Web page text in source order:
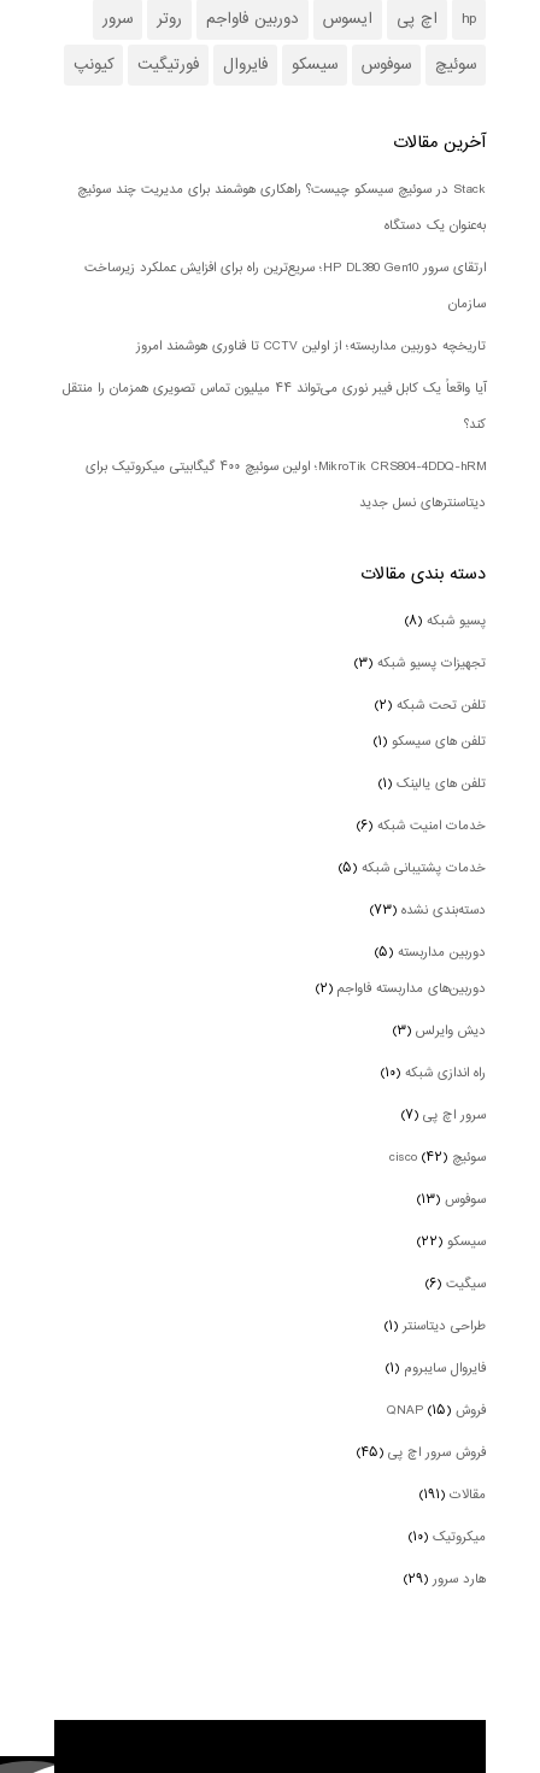
hp اچ پی ایسوس دوربین فاواجم روتر
سرور
سوئیچ
سوفوس سیسکو فایروال فورتیگیت کیونپ
آخرین مقالات
Stack در سوئیچ سیسکو چیست؟ راهکاری هوشمند برای مدیریت چند سوئیچ
به‌عنوان یک دستگاه
ارتقای سرور HP DL380 Gen10؛ سریع‌ترین راه برای افزایش عملکرد زیرساخت
سازمان
تاریخچه دوربین مداربسته؛ از اولین CCTV تا فناوری هوشمند امروز
آیا واقعاً یک کابل فیبر نوری می‌تواند ۴۴ میلیون تماس تصویری همزمان را منتقل
کند؟
MikroTik CRS804-4DDQ-hRM؛ اولین سوئیچ ۴۰۰ گیگابیتی میکروتیک برای
دیتاسنترهای نسل جدید
دسته بندی‌ مقالات
پسیو شبکه(۸)
تجهیزات پسیو شبکه(۳)
تلفن تحت شبکه(۲)
تلفن های سیسکو(۱)
تلفن های یالینک(۱)
خدمات امنیت شبکه(۶)
خدمات پشتیبانی شبکه(۵)
دسته‌بندی نشده(۷۳)
دوربین‌ مداربسته(۵)
دوربین‌های مداربسته فاواجم(۲)
دیش وایرلس(۳)
راه اندازی شبکه(۱۰)
سرور اچ پی(۷)
سوئیچ cisco (۴۲)
سوفوس(۱۳)
سیسکو(۲۲)
سیگیت(۶)
طراحی دیتاسنتر (۱)
فایروال سایبروم (۱)
فروش QNAP (۱۵)
فروش سرور اچ پی(۴۵)
مقالات(۱۹۱)
میکروتیک(۱۰)
هارد سرور (۲۹)